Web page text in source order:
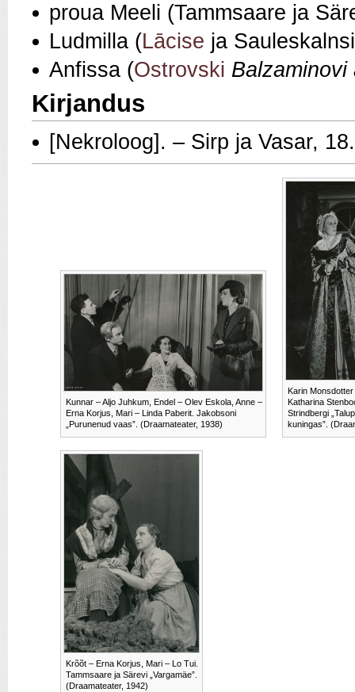
proua Meeli (Tammsaare ja
Ludmilla (Lācise ja
Anfissa (Ostrovski Balzaminovi
Kirjandus
[Nekroloog]. – Sirp ja Vasar,
Kunnar – Aljo Juhkum, Endel – Olev Eskola, Anne –
Erna Korjus, Mari – Linda Paberit. Jakobsoni
„Purunenud vaas”. (Draamateater, 1938)
Karin
Katharina
Strindbergi
kuningas”.
Krõõt – Erna Korjus, Mari – Lo Tui.
Tammsaare ja Särevi „Vargamäe”.
(Draamateater, 1942)